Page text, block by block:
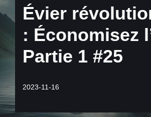
Évier
: Économisez
Partie 1 #25
2023-11-16